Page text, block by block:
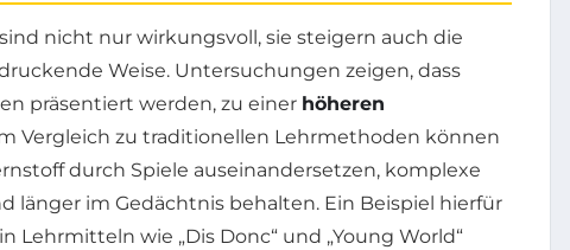
sind nicht nur wirkungsvoll, sie steigern auch die
Weise. Untersuchungen zeigen, dass
präsentiert werden, zu einer höheren
Vergleich zu traditionellen Lehrmethoden können
durch Spiele auseinandersetzen, komplexe
länger im Gedächtnis behalten. Ein Beispiel hierfür
Lehrmitteln wie „Dis Donc“ und „Young World“